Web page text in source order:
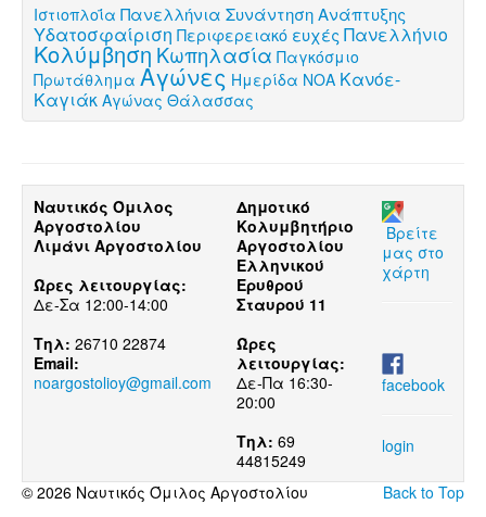
Ιστιοπλοΐα Πανελλήνια Συνάντηση Ανάπτυξης
Υδατοσφαίριση Περιφερειακό ευχές Πανελλήνιο
Κολύμβηση Κωπηλασία Παγκόσμιο
Πρωτάθλημα Αγώνες Ημερίδα ΝΟΑ Κανόε-
Καγιάκ Αγώνας Θάλασσας
Ναυτικός Όμιλος
Αργοστολίου
Λιμάνι Αργοστολίου
Ώρες λειτουργίας:
Δε-Σα 12:00-14:00
Τηλ: 26710 22874
Email:
noargostolioy@gmail.com
Δημοτικό
Κολυμβητήριο
Αργοστολίου
Ελληνικού
Ερυθρού
Σταυρού 11
Ώρες
λειτουργίας:
Δε-Πα 16:30-
20:00
Τηλ: 69
44815249
Βρείτε
μας στο
χάρτη
facebook
login
Back to Top
© 2026 Ναυτικός Όμιλος Αργοστολίου